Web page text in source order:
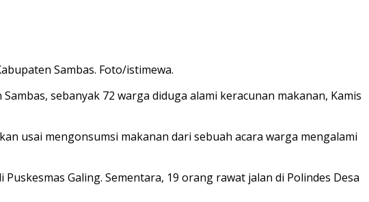
Sambas. Foto/istimewa.
sebanyak 72 warga diduga alami keracunan makanan, Kamis
usai mengonsumsi makanan dari sebuah acara warga mengalami
Galing. Sementara, 19 orang rawat jalan di Polindes Desa